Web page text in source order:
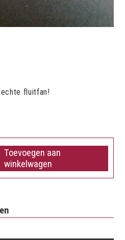
fluitfan!
Toevoegen aan
winkelwagen